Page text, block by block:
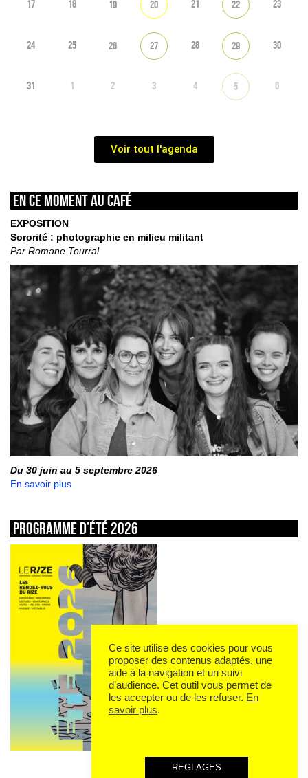
17 18 19 20 21 22 23
24 25 26 27 28 29 30
31 1 2 3 4 5 6
Voir tout l'agenda
En ce moment au café
EXPOSITION
Sororité : photographie en milieu militant
Par Romane Tourral
Du 30 juin au 5 septembre 2026
En savoir plus
Programme d’été 2026
Ce site utilise des cookies pour vous
proposer des contenus adaptés, une
aide à la navigation et un suivi
d’audience. Cet outil vous permet de
les accepter ou de les refuser. En
savoir plus.
REGLAGES